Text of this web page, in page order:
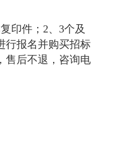
印件；2、3个及
行报名并购买招标
售后不退，咨询电